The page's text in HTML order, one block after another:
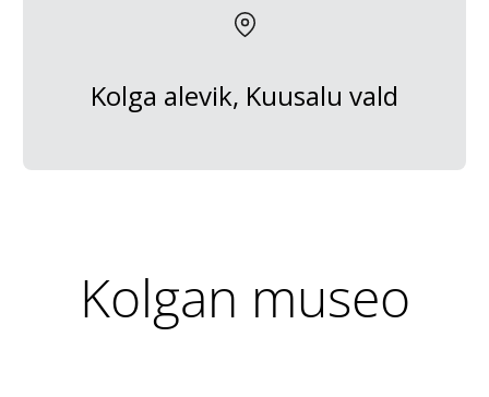
Kolga alevik, Kuusalu vald
Kolgan museo